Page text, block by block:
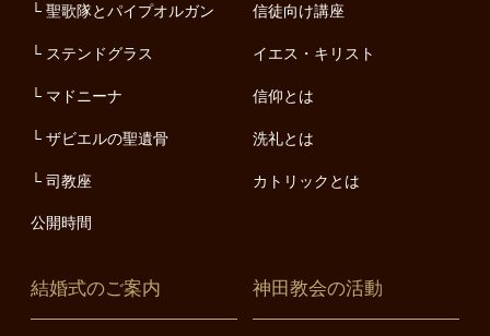
聖歌隊とパイプオルガン
ステンドグラス
マドニーナ
ザビエルの聖遺骨
司教座
公開時間
信徒向け講座
イエス・キリスト
信仰とは
洗礼とは
カトリックとは
結婚式のご案内 神田教会の活動